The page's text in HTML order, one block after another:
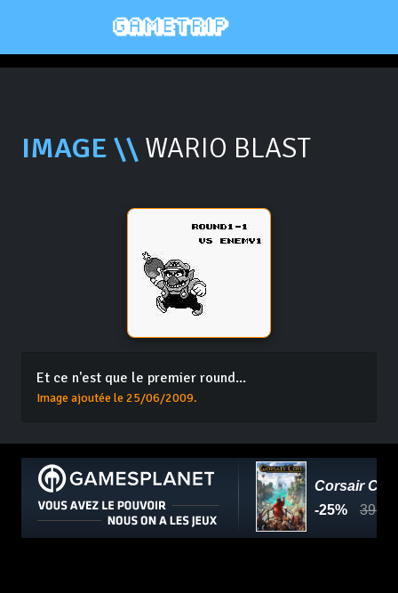
IMAGE \\ WARIO BLAST
Et ce n'est que le premier round...
Image ajoutée le 25/06/2009.